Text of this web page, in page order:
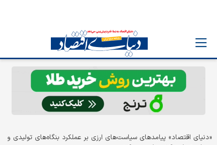
«دنیای اقتصاد» پیامدهای سیاست‌های ارزی بر عملکرد بنگاه‌های تولیدی و